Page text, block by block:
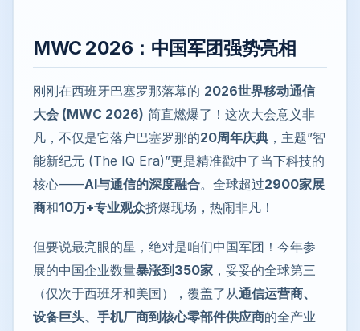
MWC 2026：中国军团强势亮相
刚刚在西班牙巴塞罗那落幕的 2026世界移动通信
大会 (MWC 2026) 简直燃爆了！这次大会意义非
凡，不仅是它落户巴塞罗那的20周年庆典 ，主题”智
能新纪元 (The IQ Era)”更是精准戳中了当下科技的
核心——AI与通信的深度融合。全球超过2900家展
商和10万+专业观众挤爆现场，热闹非凡！
但要说最亮眼的星，绝对是咱们中国军团！今年参
展的中国企业数量暴涨到350家 ，妥妥的全球第三
（仅次于西班牙和美国），覆盖了从通信运营商、
设备巨头、手机厂商到核心零部件供应商的全产业